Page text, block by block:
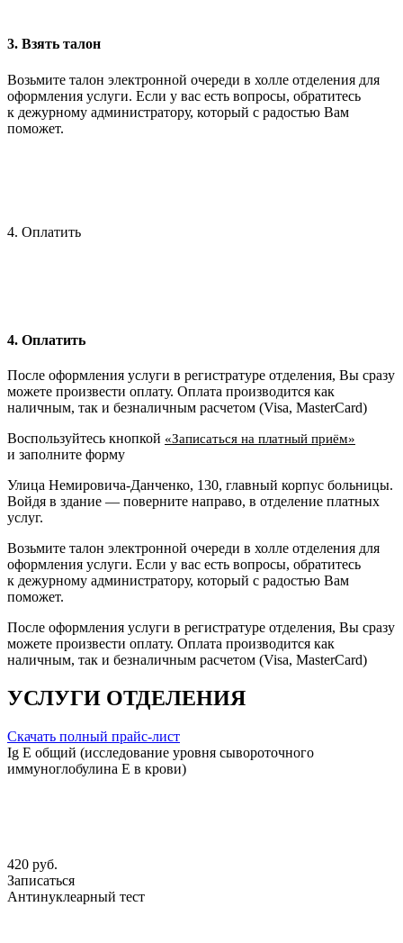
3. Взять талон
Возьмите талон электронной очереди в холле отделения для
оформления услуги. Если у вас есть вопросы, обратитесь
к дежурному администратору, который с радостью Вам
поможет.
4. Оплатить
4. Оплатить
После оформления услуги в регистратуре отделения, Вы сразу
можете произвести оплату. Оплата производится как
наличным, так и безналичным расчетом (Visa, MasterCard)
Воспользуйтесь кнопкой «Записаться на платный приём»
и заполните форму
Улица Немировича-Данченко, 130, главный корпус больницы.
Войдя в здание — поверните направо, в отделение платных
услуг.
Возьмите талон электронной очереди в холле отделения для
оформления услуги. Если у вас есть вопросы, обратитесь
к дежурному администратору, который с радостью Вам
поможет.
После оформления услуги в регистратуре отделения, Вы сразу
можете произвести оплату. Оплата производится как
наличным, так и безналичным расчетом (Visa, MasterCard)
УСЛУГИ ОТДЕЛЕНИЯ
Скачать полный прайс-лист
Ig Е общий (исследование уровня сывороточного
иммуноглобулина Е в крови)
420 руб.
Записаться
Антинуклеарный тест